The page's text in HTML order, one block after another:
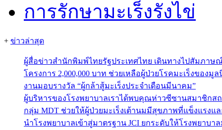
การรักษามะเร็งรังไข่
+ ข่าวล่าสุด
ผู้สื่อข่าวสำนักพิมพ์ไทยรัฐประเทศไทย เดินทางไปสัมภาษณ์
โครงการ 2,000,000 บาท ช่วยเหลือผู้ป่วยโรคมะเร็งของมู
งานมอบรางวัล “ผู้กล้าสู้มะเร็งประจำเดือนมีนาคม”
ผู้บริหารของโรงพยาบาลเราได้พบคุณห่าวซีซานสมาชิกส
กลุ่ม MDT ช่วยให้ผู้ป่วยมะเร็งเต้านมมีสุขภาพที่แข็งแรง
นำโรงพยาบาลเข้าสู่มาตรฐาน JCI ยกระดับให้โรงพยาบา